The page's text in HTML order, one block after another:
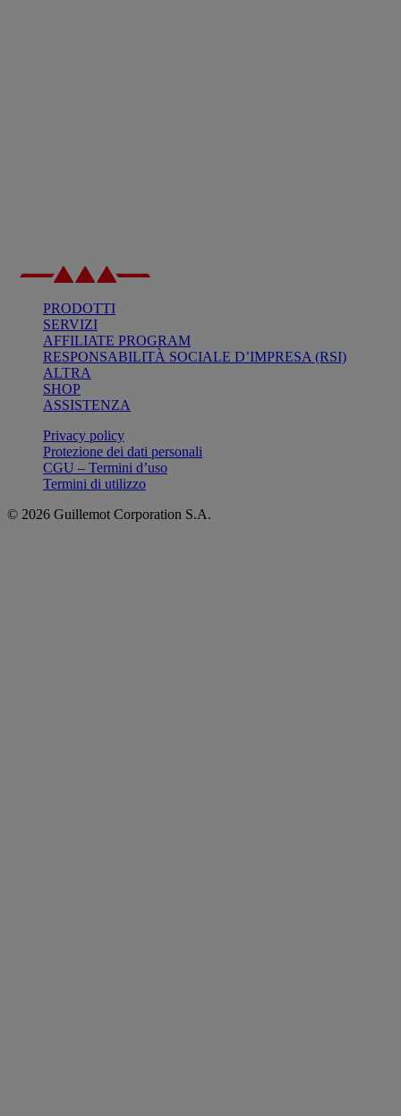
PRODOTTI
SERVIZI
AFFILIATE PROGRAM
RESPONSABILITÀ SOCIALE D’IMPRESA (RSI)
ALTRA
SHOP
ASSISTENZA
Privacy policy
Protezione dei dati personali
CGU – Termini d’uso
Termini di utilizzo
© 2026 Guillemot Corporation S.A.